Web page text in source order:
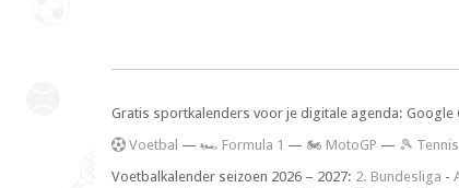
Gratis sportkalenders voor je digitale agenda: Google
Voetbal — 🏎️ Formula 1 — 🏍 MotoGP — 🎾 Tennis
Voetbalkalender seizoen 2026 – 2027: 2. Bundesliga -